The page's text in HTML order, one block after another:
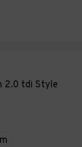
2.0 tdi Style